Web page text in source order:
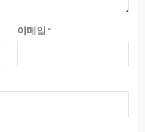
이메일 *